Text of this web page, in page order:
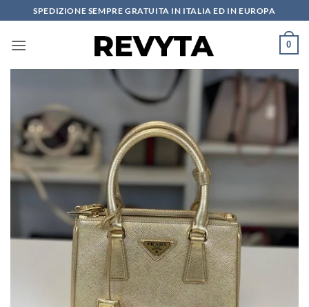
ai
contenuti
SPEDIZIONE SEMPRE GRATUITA IN ITALIA ED IN EUROPA
0